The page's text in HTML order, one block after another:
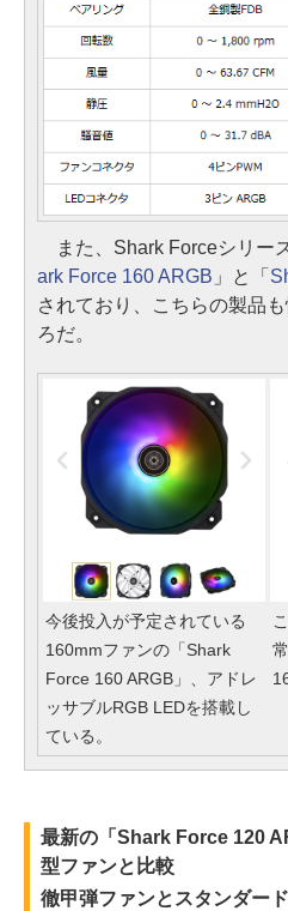
また、Shark Forceシリー
ark Force 160 ARGB 」と「
されており、こちらの製品
ろだ。
今後投入が予定されている
160mmファンの「Shark
Force 160 ARGB」、アドレ
ッサブルRGB LEDを搭載し
ている。
最新の「Shark Force 120
型ファンと比較
徹甲弾ファンとスタンダー